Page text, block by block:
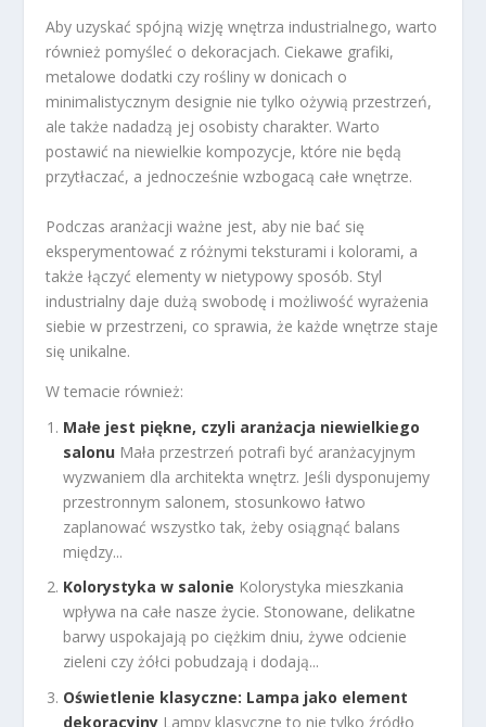
Aby uzyskać spójną wizję wnętrza industrialnego, warto
również pomyśleć o dekoracjach. Ciekawe grafiki,
metalowe dodatki czy rośliny w donicach o
minimalistycznym designie nie tylko ożywią przestrzeń,
ale także nadadzą jej osobisty charakter. Warto
postawić na niewielkie kompozycje, które nie będą
przytłaczać, a jednocześnie wzbogacą całe wnętrze.
Podczas aranżacji ważne jest, aby nie bać się
eksperymentować z różnymi teksturami i kolorami, a
także łączyć elementy w nietypowy sposób. Styl
industrialny daje dużą swobodę i możliwość wyrażenia
siebie w przestrzeni, co sprawia, że każde wnętrze staje
się unikalne.
W temacie również:
Małe jest piękne, czyli aranżacja niewielkiego
salonu Mała przestrzeń potrafi być aranżacyjnym
wyzwaniem dla architekta wnętrz. Jeśli dysponujemy
przestronnym salonem, stosunkowo łatwo
zaplanować wszystko tak, żeby osiągnąć balans
między...
Kolorystyka w salonie Kolorystyka mieszkania
wpływa na całe nasze życie. Stonowane, delikatne
barwy uspokajają po ciężkim dniu, żywe odcienie
zieleni czy żółci pobudzają i dodają...
Oświetlenie klasyczne: Lampa jako element
dekoracyjny Lampy klasyczne to nie tylko źródło